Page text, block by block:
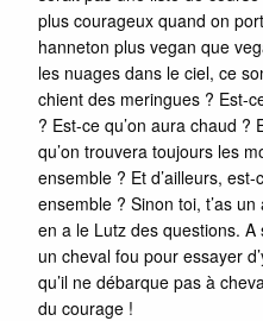
plus courageux quand on
hanneton plus vegan que
les nuages dans le ciel, ce
chient des meringues ? Est-
? Est-ce qu’on aura chaud ?
qu’on trouvera toujours les
ensemble ? Et d’ailleurs,
ensemble ? Sinon toi, t’as
en a le Lutz des questions.
un cheval fou pour essayer
qu’il ne débarque pas à
du courage !